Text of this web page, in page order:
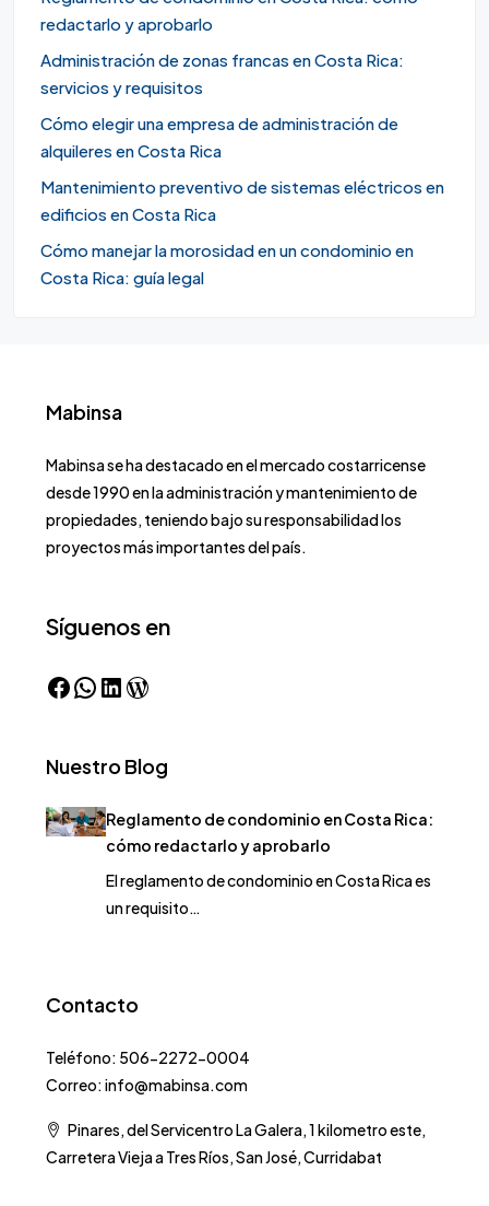
redactarlo y aprobarlo
Administración de zonas francas en Costa Rica:
servicios y requisitos
Cómo elegir una empresa de administración de
alquileres en Costa Rica
Mantenimiento preventivo de sistemas eléctricos en
edificios en Costa Rica
Cómo manejar la morosidad en un condominio en
Costa Rica: guía legal
Mabinsa
Mabinsa se ha destacado en el mercado costarricense
desde 1990 en la administración y mantenimiento de
propiedades, teniendo bajo su responsabilidad los
proyectos más importantes del país.
Síguenos en
Nuestro Blog
Reglamento de condominio en Costa Rica:
cómo redactarlo y aprobarlo
El reglamento de condominio en Costa Rica es
un requisito…
Contacto
Teléfono: 506-2272-0004
Correo: info@mabinsa.com
Pinares, del Servicentro La Galera, 1 kilometro este,
Carretera Vieja a Tres Ríos, San José, Curridabat